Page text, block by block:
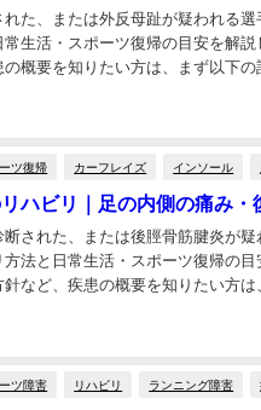
た、または外反母趾が疑われる
生活・スポーツ復帰の目安を解説
概要を知りたい方は、まず以下の
ツ復帰 カーフレイズ インソール
ハビリ｜足の内側の痛み・
された、または後脛骨筋腱炎が
法と日常生活・スポーツ復帰の
など、疾患の概要を知りたい方は
ツ障害 リハビリ ランニング障害